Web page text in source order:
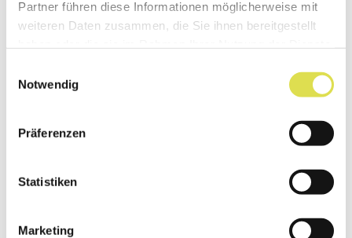
Partner führen diese Informationen möglicherweise mit
weiteren Daten zusammen, die Sie ihnen bereitgestellt
Notwendig
Präferenzen
Statistiken
Marketing